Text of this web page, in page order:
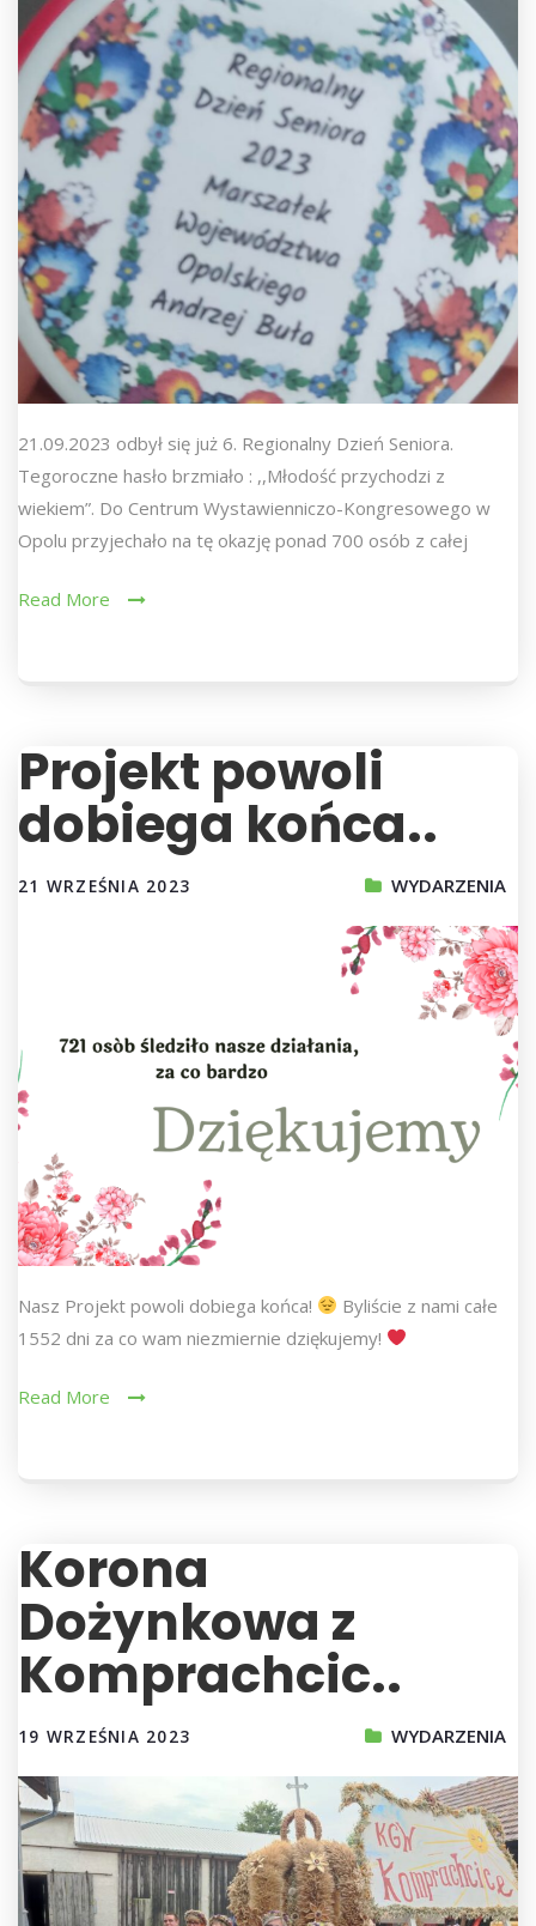
21.09.2023 odbył się już 6. Regionalny Dzień Seniora.
Tegoroczne hasło brzmiało : ,,Młodość przychodzi z
wiekiem”. Do Centrum Wystawienniczo-Kongresowego w
Opolu przyjechało na tę okazję ponad 700 osób z całej
Read More
Projekt powoli
dobiega końca..
21 WRZEŚNIA 2023 WYDARZENIA
Nasz Projekt powoli dobiega końca!
Byliście z nami całe
1552 dni za co wam niezmiernie dziękujemy!
Read More
Korona
Dożynkowa z
Komprachcic..
19 WRZEŚNIA 2023 WYDARZENIA